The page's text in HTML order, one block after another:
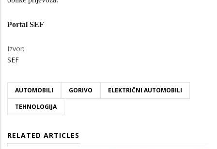
Portal SEF
Izvor:
SEF
AUTOMOBILI GORIVO
ELEKTRIČNI AUTOMOBILI
TEHNOLOGIJA
RELATED ARTICLES